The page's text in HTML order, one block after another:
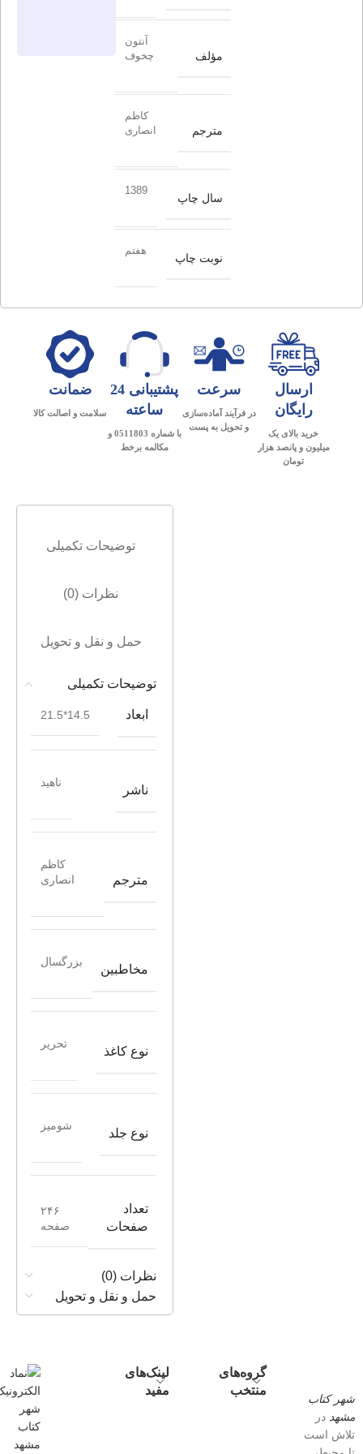
مؤلف
آنتون
چخوف
مترجم
کاظم
انصاری
سال چاپ
1389
نوبت چاپ
هفتم
ارسال
رایگان
خرید بالای یک
میلیون و پانصد هزار
تومان
سرعت
در فرآیند آماده‌سازی
و تحویل به پست
پشتیبانی 24
ساعته
با شماره 0511803 و
مکالمه برخط
ضمانت
سلامت و اصالت کالا
توضیحات تکمیلی
نظرات (0)
حمل و نقل و تحویل
توضیحات تکمیلی
ابعاد 14.5*21.5
ناشر
ناهید
مترجم
کاظم
انصاری
مخاطبین
بزرگسال
نوع کاغذ
تحریر
نوع جلد
شومیز
تعداد
صفحات
۲۴۶
صفحه
نظرات (0)
حمل و نقل و تحویل
شهر کتاب
مشهد در
تلاش است
گروه‌های
منتخب
لینک‌های
مفید